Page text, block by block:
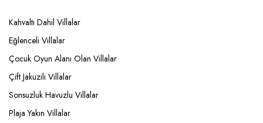
Kahvaltı Dahil Villalar
Eğlenceli Villalar
Çocuk Oyun Alanı Olan Villalar
Çift Jakuzili Villalar
Sonsuzluk Havuzlu Villalar
Plaja Yakın Villalar